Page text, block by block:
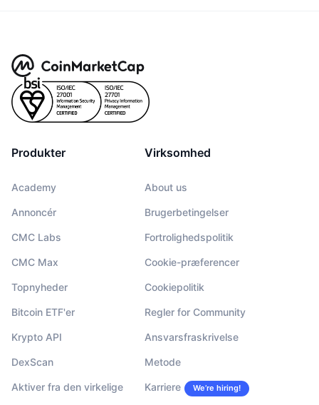
Produkter
Academy
Annoncér
CMC Labs
CMC Max
Topnyheder
Bitcoin ETF'er
Krypto API
DexScan
Aktiver fra den virkelige
Virksomhed
About us
Brugerbetingelser
Fortrolighedspolitik
Cookie-præferencer
Cookiepolitik
Regler for Community
Ansvarsfraskrivelse
Metode
Karriere We’re hiring!